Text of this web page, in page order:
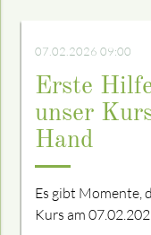
07.02.2026 09:00
Erste
unser
Hand
Es gibt Momente,
Kurs am